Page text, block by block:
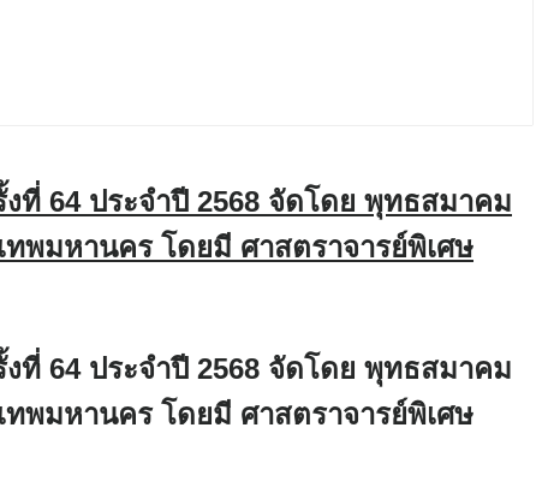
ที่ 64 ประจำปี 2568 จัดโดย พุทธสมาคม
พมหานคร โดยมี ศาสตราจารย์พิเศษ
ที่ 64 ประจำปี 2568 จัดโดย พุทธสมาคม
พมหานคร โดยมี ศาสตราจารย์พิเศษ